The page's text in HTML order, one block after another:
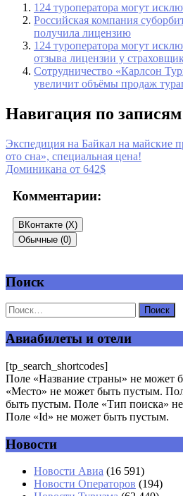
124 туроператора могут
Российская компания
получила лицензию
124 туроператора могут
отзыва лицензии у
Сотрудничество «Карлсон
увеличит объёмы продаж
Навигация по записям
Экспедиция на Байкал на майские
ото сна», специальная цена!
Доминикана от 642$
Комментарии:
ВКонтакте (X)
Обычные (0)
Добавить комментарий
Ваш адрес email не будет
Имя *
Email*
Поиск
Авиабилеты и отели
[tp_search_shortcodes]
Поле «Название страны» не может
«Место» не может быть пустым.
быть пустым. Поле «Тип поиска»
Поле «Id» не может быть пустым.
Новости
Новости Авиа (16 591)
Новости Операторов (194)